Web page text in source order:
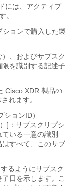
には、アクティブ
。
ョンで購入した製
、およびサブスク
限を識別する記述子
Cisco XDR 製品の
れます。
ョンID）
]：サブスクリプシ
いる一意の識別
すべて、このサブ
るようにサブスク
日を示します。 こ